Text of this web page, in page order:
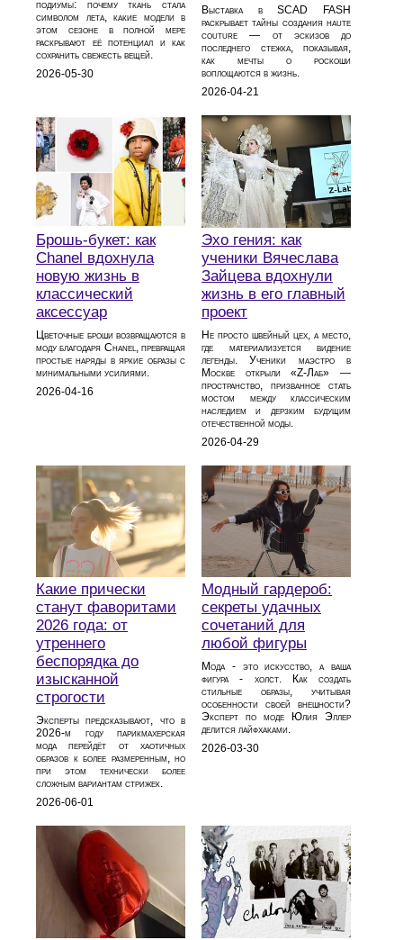
подиумы: почему ткань стала
символом лета, какие модели в
этом сезоне в полной мере
раскрывают её потенциал и как
сохранить свежесть вещей.
2026-05-30
Выставка в SCAD FASH
раскрывает тайны создания haute
couture — от эскизов до
последнего стежка, показывая,
как мечты о роскоши
воплощаются в жизнь.
2026-04-21
Брошь-букет: как
Chanel вдохнула
новую жизнь в
классический
аксессуар
Цветочные броши возвращаются в
моду благодаря Chanel, превращая
простые наряды в яркие образы с
минимальными усилиями.
2026-04-16
Эхо гения: как
ученики Вячеслава
Зайцева вдохнули
жизнь в его главный
проект
Не просто швейный цех, а место,
где материализуется видение
легенды. Ученики маэстро в
Москве открыли «Z-Лаб» —
пространство, призванное стать
мостом между классическим
наследием и дерзким будущим
отечественной моды.
2026-04-29
Какие прически
станут фаворитами
2026 года: от
утреннего
беспорядка до
изысканной
строгости
Эксперты предсказывают, что в
2026‑м году парикмахерская
мода перейдёт от хаотичных
образов к более размеренным, но
при этом технически более
сложным вариантам стрижек.
2026-06-01
Модный гардероб:
секреты удачных
сочетаний для
любой фигуры
Мода - это искусство, а ваша
фигура - холст. Как создать
стильные образы, учитывая
особенности своей внешности?
Эксперт по моде Юлия Эллер
делится лайфхаками.
2026-03-30